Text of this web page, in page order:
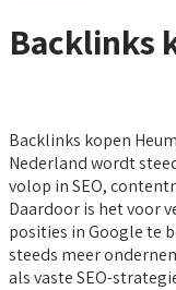
Backlinks
Backlinks kopen
Nederland wordt
volop in SEO,
Daardoor is het voor
posities in Google te
steeds meer
als vaste SEO-